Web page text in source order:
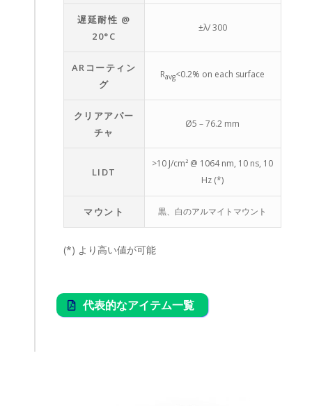
遅延耐性 @
20°C
±λ/ 300
ARコーティン
グ
Ravg<0.2% on each surface
クリアアパー
チャ
Ø5 – 76.2 mm
LIDT
>10 J/cm² @ 1064 nm, 10 ns, 10
Hz (*)
マウント 黒、白のアルマイトマウント
(*) より高い値が可能
代表的なアイテム一覧